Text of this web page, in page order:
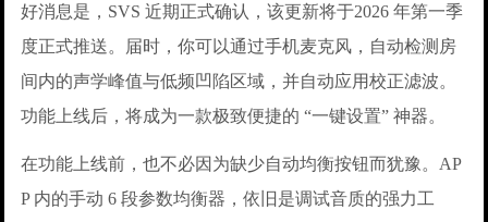
好消息是，SVS 近期正式确认，该更新将于2026 年第一季
度正式推送。届时，你可以通过手机麦克风，自动检测房
间内的声学峰值与低频凹陷区域，并自动应用校正滤波。
功能上线后，将成为一款极致便捷的 “一键设置” 神器。
在功能上线前，也不必因为缺少自动均衡按钮而犹豫。AP
P 内的手动 6 段参数均衡器，依旧是调试音质的强力工